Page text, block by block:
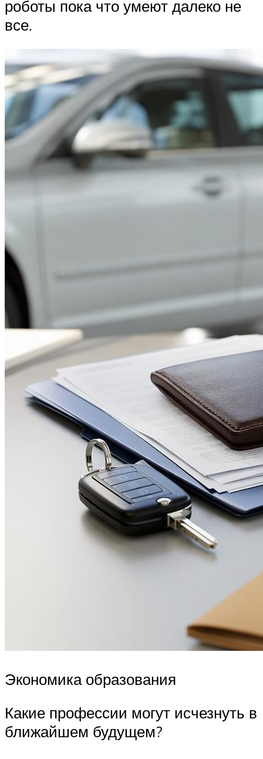
роботы пока что умеют далеко не
все.
Экономика образования
Какие профессии могут исчезнуть в
ближайшем будущем?